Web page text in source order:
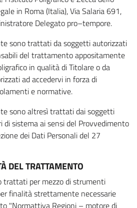
in Roma (Italia), Via Salaria 691,
Delegato pro–tempore.
sono trattati da soggetti autorizzati
del trattamento appositamente
in qualità di Titolare o da
ad accedervi in forza di
e normative.
sono altresì trattati dai soggetti
sistema ai sensi del Provvedimento
dei Dati Personali del 27
DEL TRATTAMENTO
trattati per mezzo di strumenti
finalità strettamente necessarie
"Normattiva Regioni – motore di